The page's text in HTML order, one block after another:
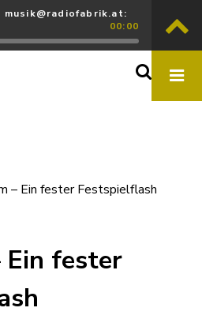
musik@radiofabrik.at:
00:00
– Ein fester Festspielflash
fester